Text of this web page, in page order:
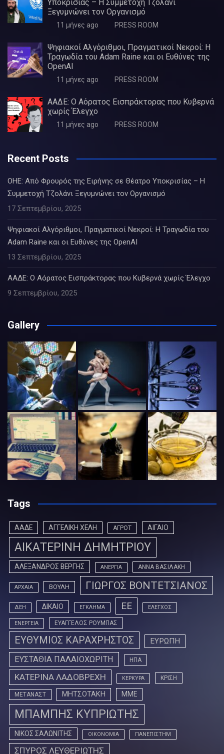
Υποκρισίας – Η Συμμετοχή Τζολάνι
Ξεγυμνώνει τον Οργανισμό
11 μήνες ago PRESS ROOM
Ψηφιακοί Αλγόριθμοι, Πραγματικοί Νεκροί: Η
Τραγωδία του Adam Raine και οι Ευθύνες της
OpenAI
11 μήνες ago PRESS ROOM
ΑΑΔΕ: Ο Αόρατος Εισπράκτορας που Κυβερνά
χωρίς Έλεγχο
11 μήνες ago PRESS ROOM
Recent Posts
ΟΗΕ: Από Φρουρός της Ειρήνης σε Θέατρο Υποκρισίας – Η
Συμμετοχή Τζολάνι Ξεγυμνώνει τον Οργανισμό
17 Σεπτεμβρίου, 2025
Ψηφιακοί Αλγόριθμοι, Πραγματικοί Νεκροί: Η Τραγωδία του
Adam Raine και οι Ευθύνες της OpenAI
13 Σεπτεμβρίου, 2025
ΑΑΔΕ: Ο Αόρατος Εισπράκτορας που Κυβερνά χωρίς Έλεγχο
9 Σεπτεμβρίου, 2025
Gallery
Tags
ΑΑΔΕ ΑΓΓΕΛΙΚΗ ΧΕΛΗ ΑΓΡΟΤ ΑΙΓΑΙΟ
ΑΙΚΑΤΕΡΙΝΗ ΔΗΜΗΤΡΙΟΥ
ΑΛΕΞΑΝΔΡΟΣ ΒΕΡΓΗΣ ΑΝΕΡΓΙΑ ΑΝΝΑ ΒΑΣΙΛΑΚΗ
ΑΡΧΑΙΑ ΒΟΥΛΗ ΓΙΩΡΓΟΣ ΒΟΝΤΕΤΣΙΑΝΟΣ
ΔΕΗ ΔΙΚΑΙΟ ΕΓΚΛΗΜΑ ΕΕ ΕΛΕΓΧΟΣ
ΕΝΕΡΓΕΙΑ ΕΥΑΓΓΕΛΟΣ ΡΟΥΜΠΑΣ
ΕΥΘΥΜΙΟΣ ΚΑΡΑΧΡΗΣΤΟΣ ΕΥΡΩΠΗ
ΕΥΣΤΑΘΙΑ ΠΑΛΑΙΟΧΩΡΙΤΗ ΗΠΑ
ΚΑΤΕΡΙΝΑ ΛΑΔΟΒΡΕΧΗ ΚΕΡΚΥΡΑ ΚΡΙΣΗ
ΜΕΤΑΝΑΣΤ ΜΗΤΣΟΤΑΚΗ ΜΜΕ
ΜΠΑΜΠΗΣ ΚΥΠΡΙΩΤΗΣ
ΝΙΚΟΣ ΣΑΛΩΝΙΤΗΣ ΟΙΚΟΝΟΜΙΑ ΠΑΝΕΠΙΣΤΗΜ
ΣΠΥΡΟΣ ΛΕΥΘΕΡΙΩΤΗΣ